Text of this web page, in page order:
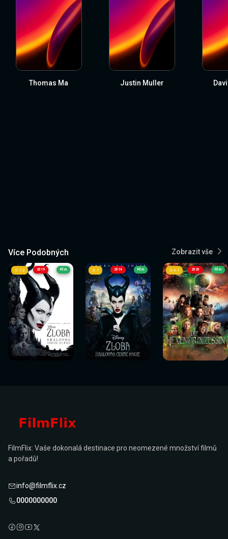
Thomas Ma Justin Muller
Více Podobných Zobrazit vše
2019
Sledovat
nyní
7.3 Film
Sledovat
nyní
2014
Sledovat
nyní
7 Film
Sledovat
nyní
2020
Sledovat
nyní
6.1 Film
Sledovat
nyní
FilmFlix: Vaše dokonalá destinace pro neomezené množství filmů
a pořadů!
info@filmflix.cz
0000000000